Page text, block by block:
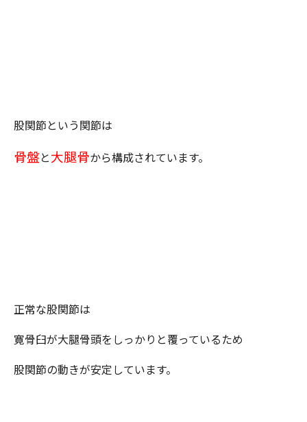
股関節という関節は
骨盤と大腿骨から構成されています。
正常な股関節は
寛骨臼が大腿骨頭をしっかりと覆っているため
股関節の動きが安定しています。